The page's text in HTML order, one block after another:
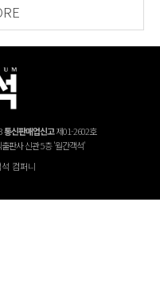
통신판매업신고제01-2602호
판사 신관 5층 '월간객석'
컴퍼니